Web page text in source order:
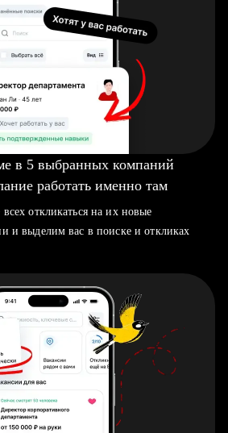
в 5 выбранных компаний
работать именно там
откликаться на их новые
и выделим вас в поиске и откликах